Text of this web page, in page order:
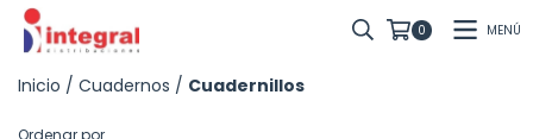
0 MENÚ
Inicio / Cuadernos / Cuadernillos
Ordenar por